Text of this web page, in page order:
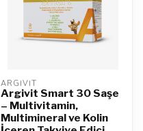
ARGIVIT
Argivit Smart 30 Saşe
– Multivitamin,
Multimineral ve Kolin